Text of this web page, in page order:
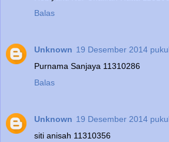
Balas
Unknown 19 Desember 2014
Purnama Sanjaya 11310286
Balas
Unknown 19 Desember 2014
siti anisah 11310356